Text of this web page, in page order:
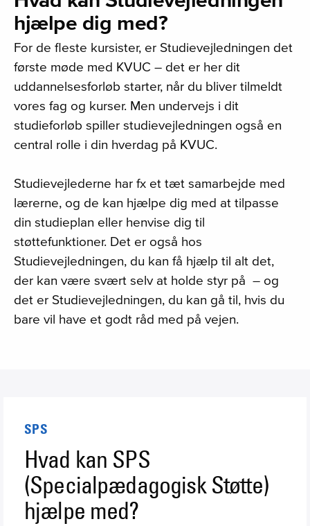
hjælpe dig med?
For de fleste kursister, er Studievejledningen det
første møde med KVUC –det er her dit
uddannelsesforløb starter, når du bliver tilmeldt
vores fag og kurser. Men undervejs i dit
studieforløb spiller studievejledningen også en
central rolle i din hverdag på KVUC.
Studievejlederne har fx et tæt samarbejde med
lærerne, og de kan hjælpe dig med at tilpasse
din studieplan eller henvise dig til
støttefunktioner. Det er også hos
Studievejledningen, du kan få hjælp til alt det,
der kan være svært selv at holde styr på –og
det er Studievejledningen, du kan gå til, hvis du
bare vil have et godt råd med på vejen.
SPS
Hvad kan SPS
(Specialpædagogisk Støtte)
hjælpe med?